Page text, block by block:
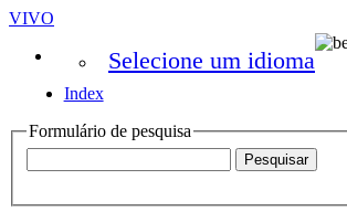
VIVO
Selecione um idioma
Index
Formulário de pesquisa